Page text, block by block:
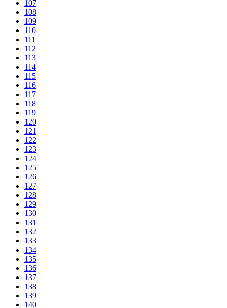
107
108
109
110
111
112
113
114
115
116
117
118
119
120
121
122
123
124
125
126
127
128
129
130
131
132
133
134
135
136
137
138
139
140